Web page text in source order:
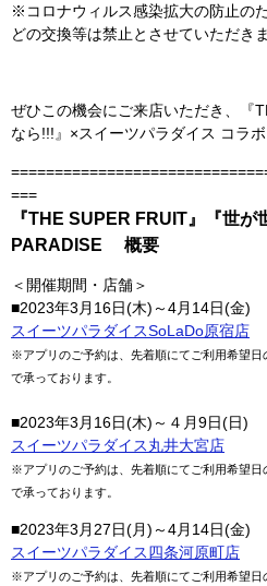
※コロナウィルス感染拡大の防止の
どの交換等は禁止とさせていただきま
ぜひこの機会にご来店いただき、『
なら!!!』×スイーツパラダイス コラ
===
『THE SUPER FRUIT』『世
PARADISE 概要
＜開催期間・店舗＞
■2023年3月16日(木)～4月14日(金)
スイーツパラダイスSoLaDo原宿店
※アプリのご予約は、先着順にてご利用希望日
で承っております。
■2023年3月16日(木)～４月9日(日)
スイーツパラダイス丸井大宮店
※アプリのご予約は、先着順にてご利用希望日
で承っております。
■2023年3月27日(月)～4月14日(金)
スイーツパラダイス四条河原町店
※アプリのご予約は、先着順にてご利用希望日